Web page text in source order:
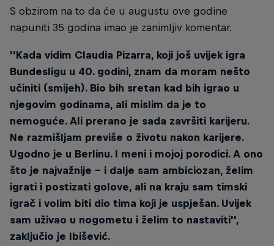
S obzirom na to da će u augustu ove godine
napuniti 35 godina imao je zanimljiv komentar.
''Kada vidim Claudia Pizarra, koji još uvijek igra
Bundesligu u 40. godini, znam da moram nešto
učiniti (smijeh). Bio bih sretan kad bih igrao u
njegovim godinama, ali mislim da je to
nemoguće. Ali prerano je sada završiti karijeru.
Ne razmišljam previše o životu nakon karijere.
Ugodno je u Berlinu. I meni i mojoj porodici. A ono
što je najvažnije - i dalje sam ambiciozan, želim
igrati i postizati golove, ali na kraju sam timski
igrač i volim biti dio tima koji je uspješan. Uvijek
sam uživao u nogometu i želim to nastaviti'',
zaključio je Ibišević.